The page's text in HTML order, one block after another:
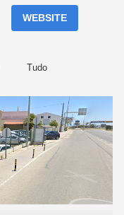
WEBSITE
Tudo